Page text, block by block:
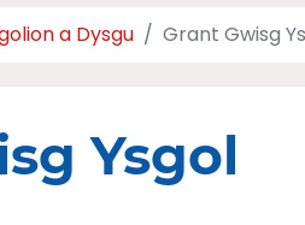
a Dysgu Grant Gwisg
Ysgol